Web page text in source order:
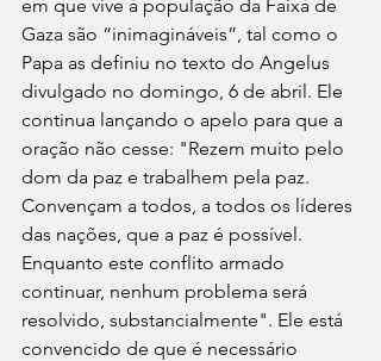
em que vive a população da Faixa de
Gaza são “inimagináveis”, tal como o
Papa as definiu no texto do Angelus
divulgado no domingo, 6 de abril. Ele
continua lançando o apelo para que a
oração não cesse: "Rezem muito pelo
dom da paz e trabalhem pela paz.
Convençam a todos, a todos os líderes
das nações, que a paz é possível.
Enquanto este conflito armado
continuar, nenhum problema será
resolvido, substancialmente". Ele está
convencido de que é necessário